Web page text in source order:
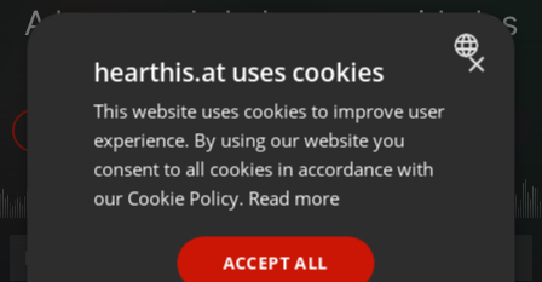
A busca pela beleza: os cuidados
com os procedimentos estéticos
ENGLISH
GERMAN
×
hearthis.at uses cookies
This website uses cookies to improve user
experience. By using our website you
consent to all cookies in accordance with
our Cookie Policy. Read more
ACCEPT ALL